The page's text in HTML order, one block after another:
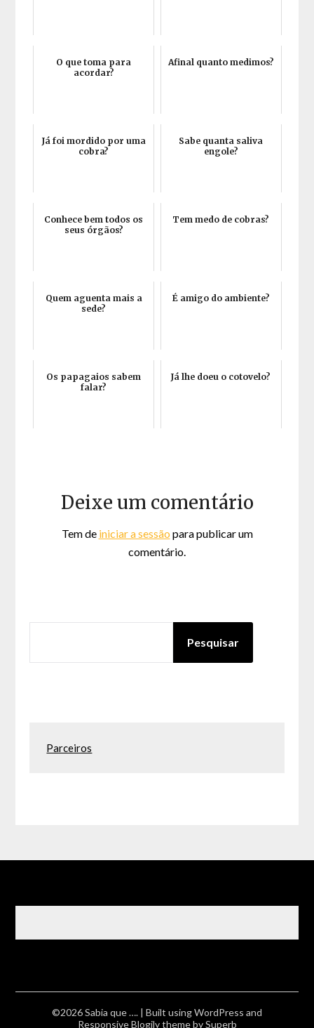
O que toma para
acordar?
Afinal quanto medimos?
Já foi mordido por uma
cobra?
Sabe quanta saliva
engole?
Conhece bem todos os
seus órgãos?
Tem medo de cobras?
Quem aguenta mais a
sede?
É amigo do ambiente?
Os papagaios sabem
falar?
Já lhe doeu o cotovelo?
Deixe um comentário
Tem de iniciar a sessão para publicar um
comentário.
Pesquisar
Parceiros
©2026 Sabia que …. | Built using WordPress and
Responsive Blogilytheme by Superb